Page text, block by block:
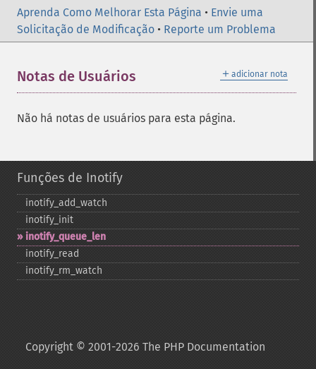
Aprenda Como Melhorar Esta Página • Envie uma
Solicitação de Modificação • Reporte um Problema
＋ adicionar nota
Notas de Usuários
Não há notas de usuários para esta página.
Funções de Inotify
inotify_​add_​watch
inotify_​init
inotify_​queue_​len
inotify_​read
inotify_​rm_​watch
Copyright © 2001-2026 The PHP Documentation